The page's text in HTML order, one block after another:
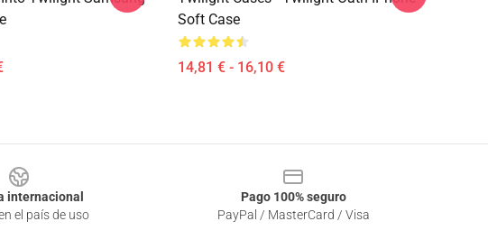
Soft Case
14,81 € - 16,10 €
internacional
el país de uso
Pago 100% seguro
PayPal / MasterCard / Visa